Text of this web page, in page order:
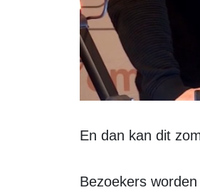
En dan kan dit
Bezoekers worden gevraagd om zich, minimaal drie dagen van te voren, voor de